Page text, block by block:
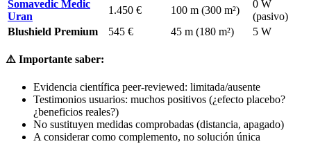
Somavedic Medic
Uran
1.450 € 100 m (300 m²)
0 W
(pasivo)
Blushield Premium
545 € 45 m (180 m²) 5 W
⚠️ Importante saber:
Evidencia científica peer-reviewed: limitada/ausente
Testimonios usuarios: muchos positivos (¿efecto placebo?
¿beneficios reales?)
No sustituyen medidas comprobadas (distancia, apagado)
A considerar como complemento, no solución única